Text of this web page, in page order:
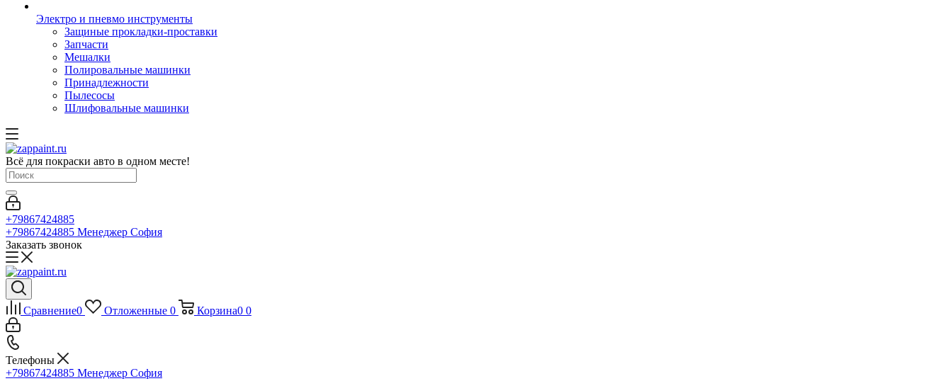
Электро и пневмо инструменты
Защиные прокладки-проставки
Запчасти
Мешалки
Полировальные машинки
Принадлежности
Пылесосы
Шлифовальные машинки
Всё для покраски авто в одном месте!
+79867424885
+79867424885 Менеджер София
Заказать звонок
Сравнение0 Отложенные 0 Корзина0 0
Телефоны
+79867424885 Менеджер София